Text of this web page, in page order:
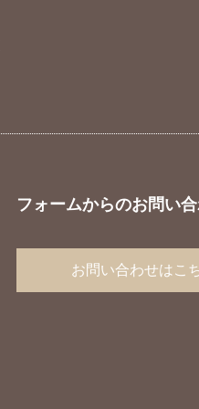
フォームからのお問い
お問い合わせはこ